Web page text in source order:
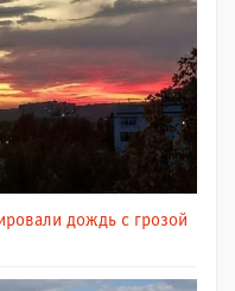
дождь с грозой